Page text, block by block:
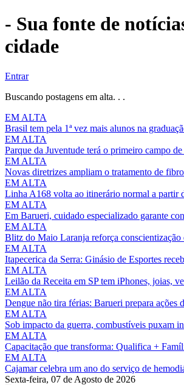
- Sua fonte de
cidade
Entrar
Buscando postagens em alta. . .
EM ALTA
Brasil tem pela 1ª vez mais alunos na
EM ALTA
Parque da Juventude terá o primeiro campo
EM ALTA
Novas diretrizes ampliam o tratamento de
EM ALTA
Linha A168 volta ao itinerário normal a partir
EM ALTA
Em Barueri, cuidado especializado garante
EM ALTA
Blitz do Maio Laranja reforça conscientização
EM ALTA
Itapecerica da Serra: Ginásio de Esportes
EM ALTA
Leilão da Receita em SP tem iPhones, joias,
EM ALTA
Dengue não tira férias: Barueri prepara ações
EM ALTA
Sob impacto da guerra, combustíveis puxam
EM ALTA
Capacitação que transforma: Qualifica +
EM ALTA
Cajamar celebra um ano do serviço de
Sexta-feira, 07 de Agosto de 2026